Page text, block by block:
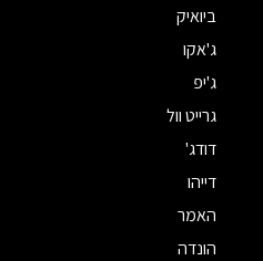
ביואיק
ג'אקו
ג'יפ
גרייט וול
דודג'
דייהו
האמר
הונדה